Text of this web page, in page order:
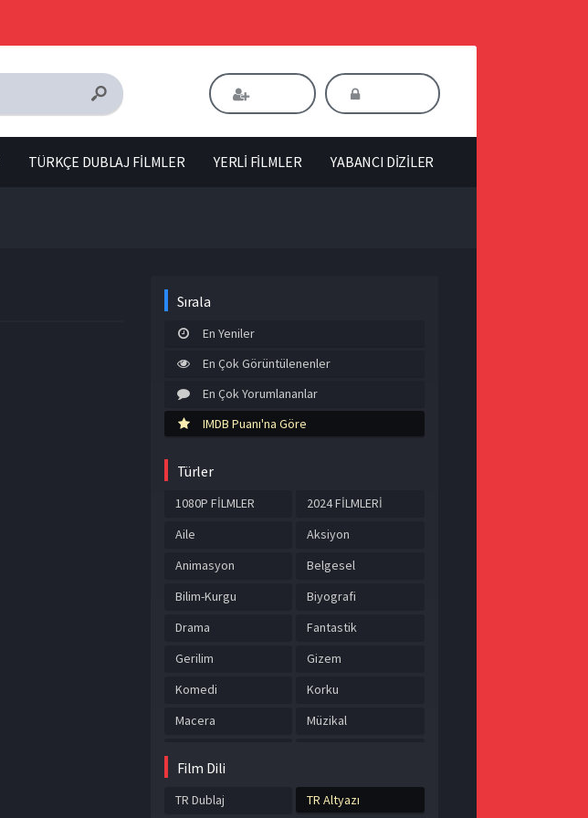
TÜRKÇE DUBLAJ FİLMLER YERLİ FİLMLER YABANCI DİZİLER
Sırala
En Yeniler
En Çok Görüntülenenler
En Çok Yorumlananlar
IMDB Puanı'na Göre
Türler
1080P FİLMLER
2024 FİLMLERİ
Aile
Aksiyon
Animasyon
Belgesel
Bilim-Kurgu
Biyografi
Drama
Fantastik
Gerilim
Gizem
Komedi
Korku
Macera
Müzikal
TÜRKÇE ALTYAZILI
Film Dili
TR Dublaj TR Altyazı